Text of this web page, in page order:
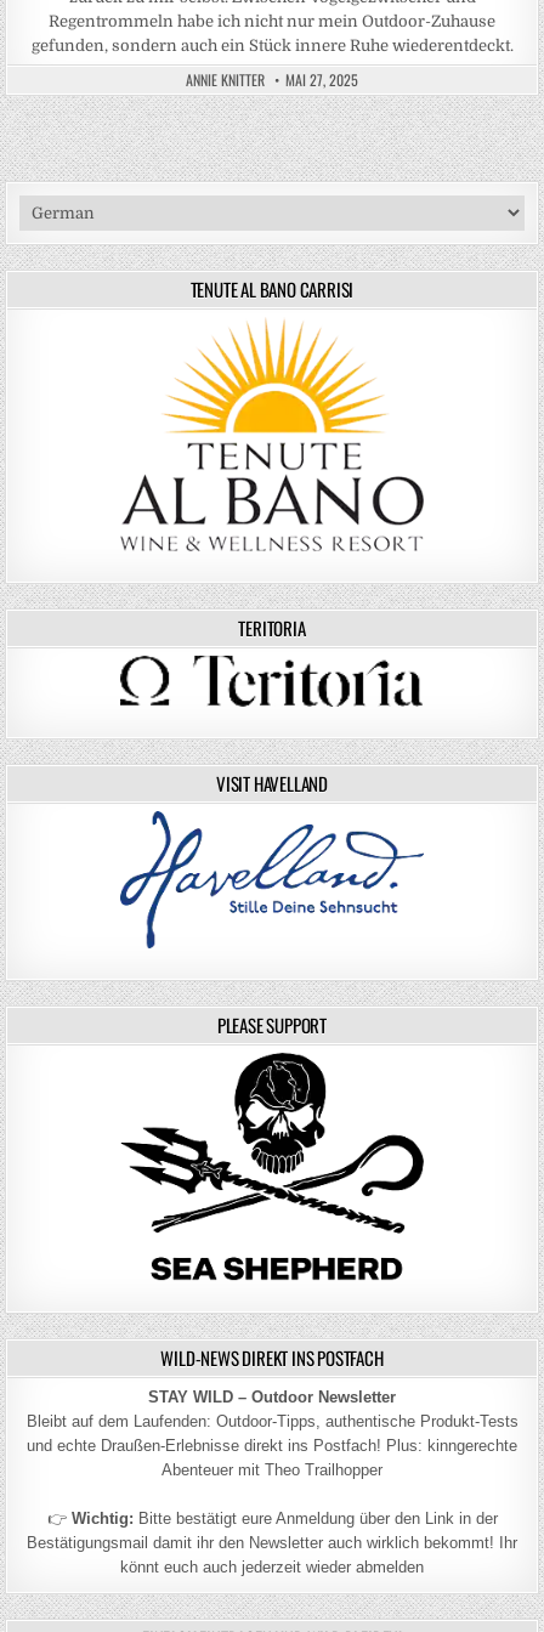
Regentrommeln habe ich nicht nur mein Outdoor-Zuhause
gefunden, sondern auch ein Stück innere Ruhe wiederentdeckt.
ANNIE KNITTER MAI 27, 2025
TENUTE AL BANO CARRISI
TERITORIA
VISIT HAVELLAND
PLEASE SUPPORT
WILD-NEWS DIREKT INS POSTFACH
STAY WILD – Outdoor Newsletter
Bleibt auf dem Laufenden: Outdoor-Tipps, authentische Produkt-Tests
und echte Draußen-Erlebnisse direkt ins Postfach! Plus: kinngerechte
Abenteuer mit Theo Trailhopper
👉 Wichtig: Bitte bestätigt eure Anmeldung über den Link in der
Bestätigungsmail damit ihr den Newsletter auch wirklich bekommt! Ihr
könnt euch auch jederzeit wieder abmelden